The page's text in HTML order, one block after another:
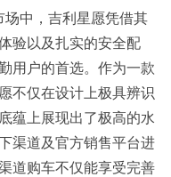
场中，吉利星愿凭借其
验以及扎实的安全配
用户的首选。作为一款
不仅在设计上极具辨识
蕴上展现出了极高的水
渠道及官方销售平台进
道购车不仅能享受完善